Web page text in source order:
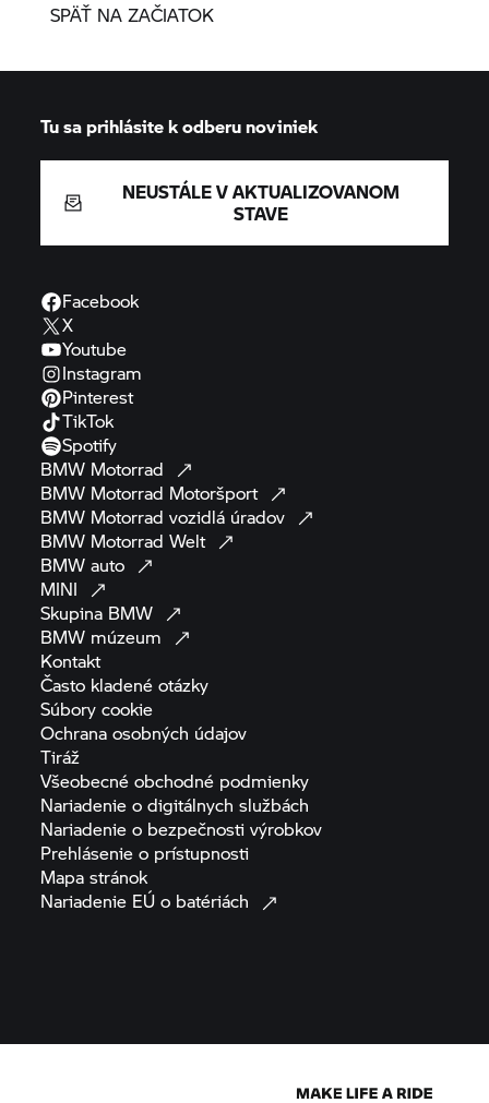
SPÄŤ NA ZAČIATOK
Tu sa prihlásite k odberu noviniek
NEUSTÁLE V AKTUALIZOVANOM
STAVE
Facebook
X
Youtube
Instagram
Pinterest
TikTok
Spotify
BMW Motorrad
BMW Motorrad Motoršport
BMW Motorrad vozidlá úradov
BMW Motorrad Welt
BMWauto
MINI
Skupina BMW
BMW múzeum
Kontakt
Často kladenéotázky
Súborycookie
Ochrana osobných údajov
Tiráž
Všeobecné obchodné podmienky
Nariadenie o digitálnychslužbách
Nariadenie o bezpečnostivýrobkov
Prehlásenie o prístupnosti
Mapastránok
Nariadenie EÚ o batériách